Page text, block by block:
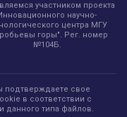
участником проекта
научно-
центра МГУ
горы". Рег. номер
№104Б.
подтверждаете свое
в соответствии с
данного типа файлов.